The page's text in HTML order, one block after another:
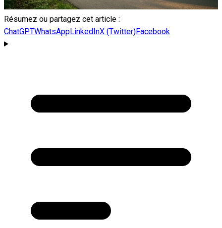
Résumez ou partagez cet article :
ChatGPTWhatsAppLinkedInX (Twitter)Facebook